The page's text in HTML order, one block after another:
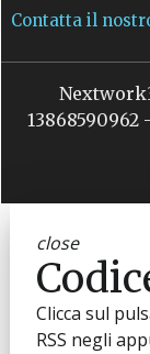
Contatta il
close
Clicca sul
RSS negli